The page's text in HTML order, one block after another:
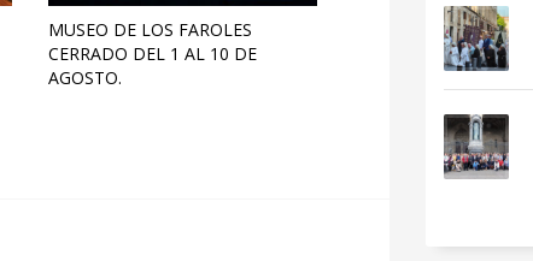
MUSEO DE LOS FAROLES
CERRADO DEL 1 AL 10 DE
AGOSTO.